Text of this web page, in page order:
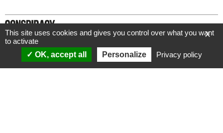
ANALYSES
Politique & société
VIDÉOS
ÉMISSIONS
X
This site uses cookies and gives you control over what you want
to activate
OK, accept all
Personalize Privacy policy